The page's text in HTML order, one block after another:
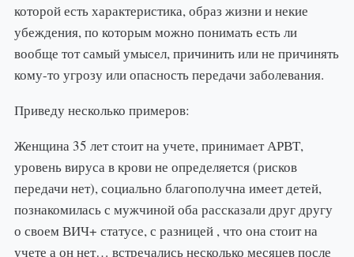
которой есть характеристика, образ жизни и некие
убеждения, по которым можно понимать есть ли
вообще тот самый умысел, причинить или не причинять
кому-то угрозу или опасность передачи заболевания.
Приведу несколько примеров:
Женщина 35 лет стоит на учете, принимает АРВТ,
уровень вируса в крови не определяется (рисков
передачи нет), социально благополучна имеет детей,
познакомилась с мужчиной оба рассказали друг другу
о своем ВИЧ+ статусе, с разницей , что она стоит на
учете а он нет… встречались несколько месяцев после